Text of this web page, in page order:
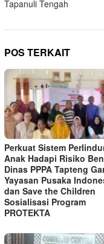
Tapanuli Tengah
POS TERKAIT
Perkuat Sistem
Anak Hadapi Risiko
Dinas PPPA Tapteng
Yayasan Pusaka
dan Save the Children
Sosialisasi Program
PROTEKTA